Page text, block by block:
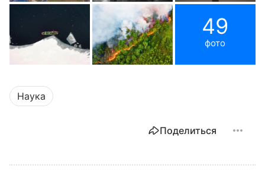
49
фото
Наука
Поделиться